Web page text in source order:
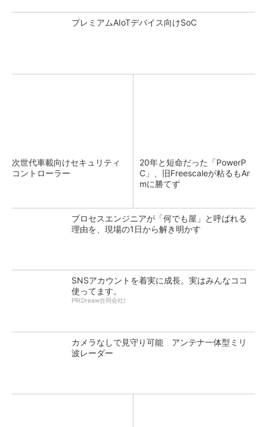
プレミアムAIoTデバイス向けSoC
次世代車載向けセキュリティ
コントローラー
20年と短命だった「PowerP
C」、旧Freescaleが粘るもAr
mに勝てず
プロセスエンジニアが「何でも屋」と呼ばれる
理由を、現場の1日から解き明かす
SNSアカウントを着実に成長。実はみんなココ
使ってます。
PR(Dreaw合同会社)
カメラなしで見守り可能 アンテナ一体型ミリ
波レーダー